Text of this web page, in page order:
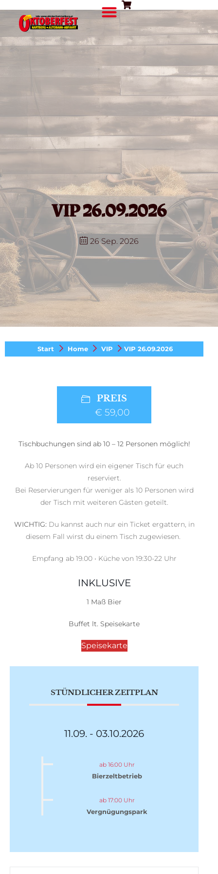
VIP 26.09.2026
26 Sep. 2026
Start Home VIP VIP 26.09.2026
PREIS
€ 59,00
Tischbuchungen sind ab 10 – 12 Personen möglich!
Ab 10 Personen wird ein eigener Tisch für euch
reserviert.
Bei Reservierungen für weniger als 10 Personen wird
der Tisch mit weiteren Gästen geteilt.
WICHTIG: Du kannst auch nur ein Ticket ergattern, in
diesem Fall wirst du einem Tisch zugewiesen.
Empfang ab 19.00 • Küche von 19:30-22 Uhr
INKLUSIVE
1 Maß Bier
Buffet lt. Speisekarte
Speisekarte
STÜNDLICHER ZEITPLAN
11.09. - 03.10.2026
ab 16:00 Uhr
Bierzeltbetrieb
ab 17:00 Uhr
Vergnügungspark